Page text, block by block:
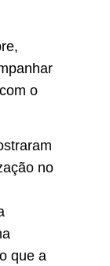
o
no
que a